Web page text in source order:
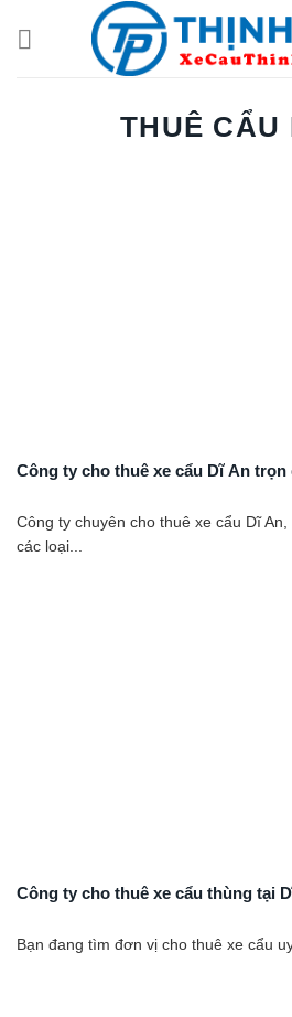
THUÊ CẨU
Công ty cho thuê xe cẩu Dĩ An
Công ty chuyên cho thuê xe cẩu Dĩ
các loại...
Công ty cho thuê xe cẩu thùng tại
Bạn đang tìm đơn vị cho thuê xe cẩu